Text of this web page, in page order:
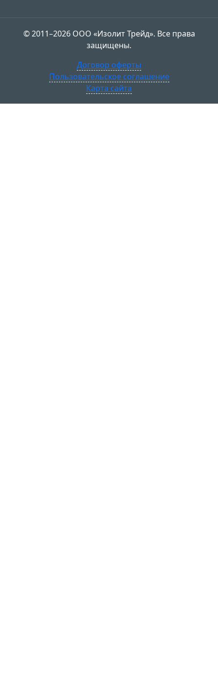
© 2011–2026 ООО «Изолит Трейд». Все права
защищены.
Договор оферты
Пользовательское соглашение
Карта сайта